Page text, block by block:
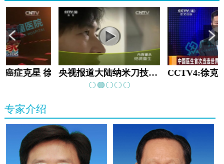
癌症克星 徐克成 央视报道大陆纳米刀技术手术：绝境重生
专家介绍